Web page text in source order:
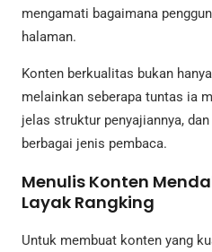
mengamati bagaimana
halaman.
Konten berkualitas bukan
melainkan seberapa tuntas ia
jelas struktur penyajiannya,
berbagai jenis pembaca.
Menulis Konten
Layak Rangking
Untuk membuat konten yang